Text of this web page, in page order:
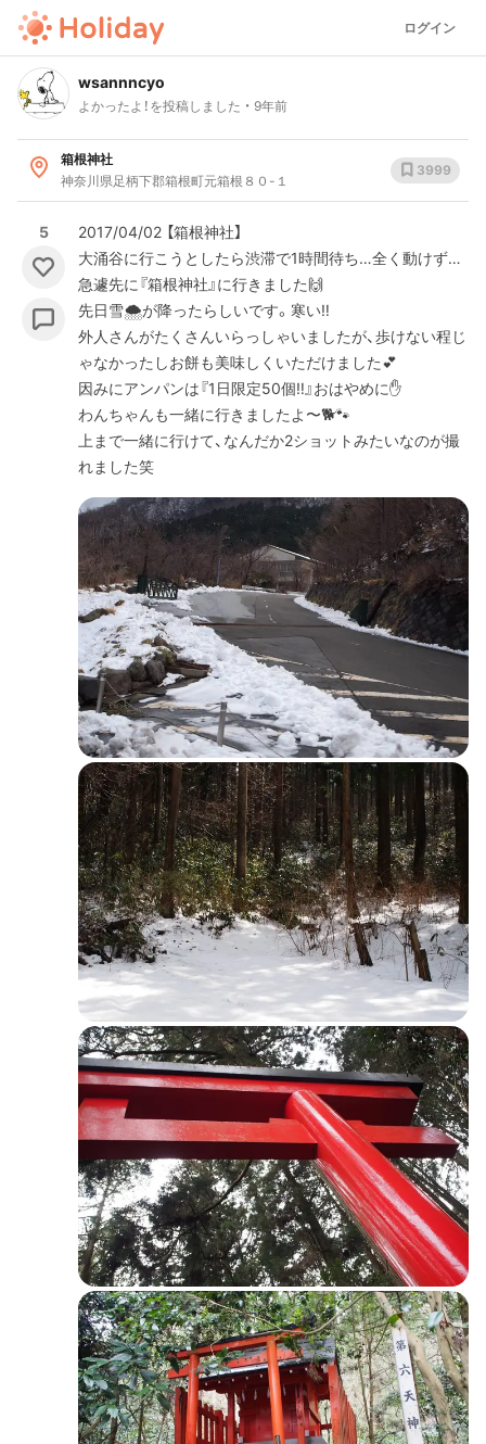
ログイン
wsannncyo
よかったよ！を投稿しました 9年前
箱根神社
神奈川県足柄下郡箱根町元箱根８０-１
3999
5
2017/04/02 【箱根神社】
大涌谷に行こうとしたら渋滞で1時間待ち…全く動けず…
急遽先に『箱根神社』に行きました🙌
先日雪🌨が降ったらしいです。寒い‼︎
外人さんがたくさんいらっしゃいましたが、歩けない程じ
ゃなかったしお餅も美味しくいただけました💕
因みにアンパンは『1日限定50個‼︎』おはやめに✋
わんちゃんも一緒に行きましたよ〜🐕🐾
上まで一緒に行けて、なんだか2ショットみたいなのが撮
れました笑